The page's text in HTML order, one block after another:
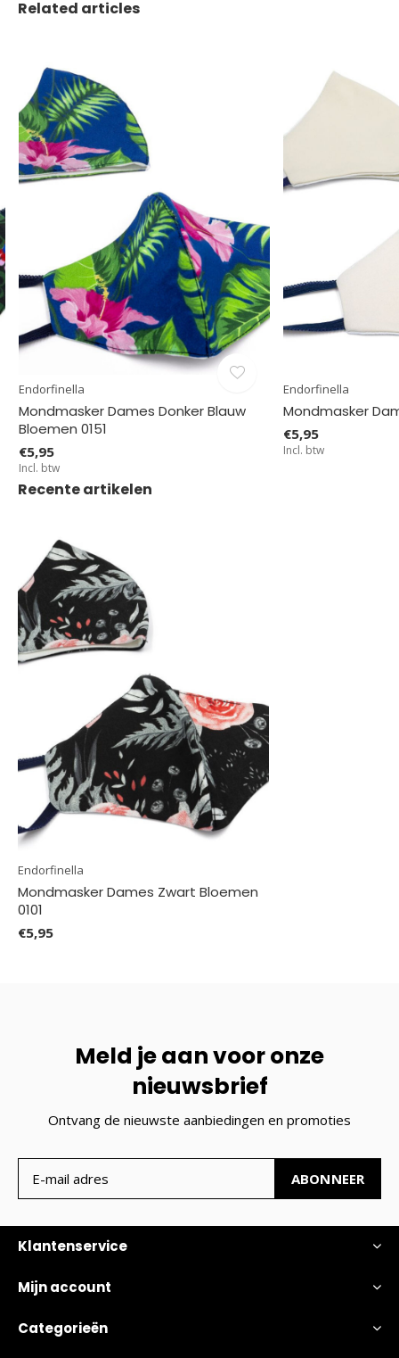
Related articles
Endorfinella
Mondmasker Dames Donker Blauw
Bloemen 0151
€5,95
Incl. btw
Endorfinella
Mondmasker
€5,95
Incl. btw
Recente artikelen
Endorfinella
Mondmasker Dames Zwart Bloemen
0101
€5,95
Meld je aan voor onze
nieuwsbrief
Ontvang de nieuwste aanbiedingen en promoties
ABONNEER
Klantenservice
Mijn account
Categorieën